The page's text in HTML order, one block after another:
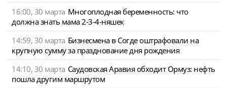
16:00, 30 марта Многоплодная беременность: что
должна знать мама 2-3-4-няшек
14:59, 30 марта Бизнесмена в Согде оштрафовали на
крупную сумму за празднование дня рождения
14:10, 30 марта Саудовская Аравия обходит Ормуз: нефть
пошла другим маршрутом